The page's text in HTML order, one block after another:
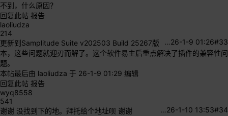
不到，什么原因？
回复此帖 报告
laoliudza
214
#33
26-1-9 01:26
…
更新到Samplitude Suite v202503 Build 25267版
本，这些问题就迎刃而解了。这个软件易主后重点解决了插件的兼容性问
题。
本帖最后由 laoliudza 于 26-1-9 01:29 编辑
回复此帖 报告
wyq8558
541
#34
26-1-10 13:53
…
谢谢 没找到下的地。拜托给个地址呗 谢谢